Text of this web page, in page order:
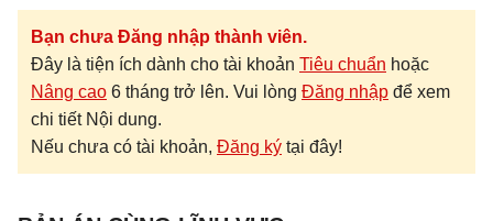
Bạn chưa Đăng nhập thành viên.
Đây là tiện ích dành cho tài khoản Tiêu chuẩn hoặc
Nâng cao 6 tháng trở lên. Vui lòng Đăng nhập để xem
chi tiết Nội dung.
Nếu chưa có tài khoản, Đăng ký tại đây!